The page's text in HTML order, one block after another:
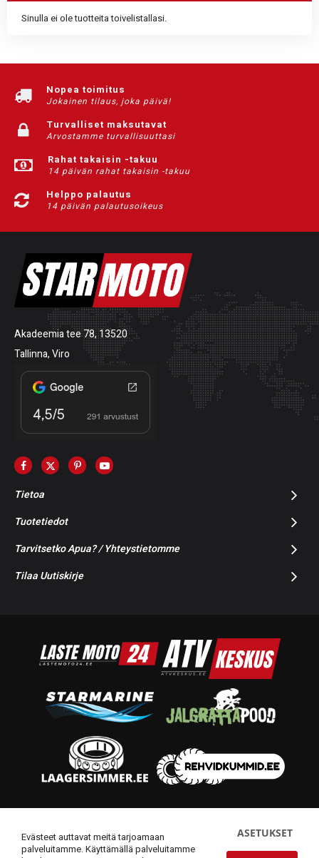
Sinulla ei ole tuotteita toivelistallasi.
Nopea toimitus
Jokainen tilaus, joka päivä!
Turvalliset maksutavat
Arvostamme turvallisuuttasi
Rahat takaisin -takuu
14 päivän rahat takaisin -takuu
Helppo palautus
14 päivän palautusoikeus
Akadeemia tee 78, 13520
Tallinna, Viro
Tietoa
Tuotetiedot
Tarvitsetko Apua? / Yhteystietomme
Tilaa Uutiskirje
Evästeet auttavat meitä tarjoamaan
palveluitamme. Käyttämällä palveluitamme
ASETUKSET